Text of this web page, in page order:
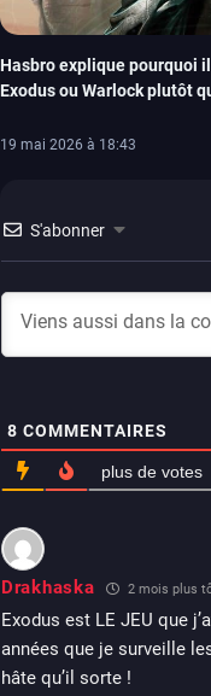
Hasbro explique pourquoi
Exodus ou Warlock plutôt
19 mai 2026 à 18:43
S'abonner
8 COMMENTAIRES
plus de votes
Drakhaska 2 mois plus
Exodus est LE JEU que
années que je surveille
hâte qu’il sorte !